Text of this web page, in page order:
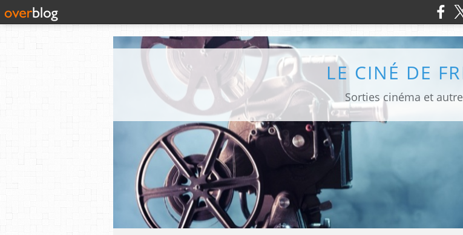
LE CINÉ DE
Sorties cinéma et